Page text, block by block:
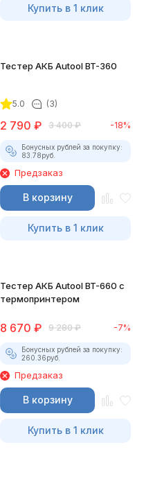
Купить в 1 клик
Тестер АКБ Autool BT-360
5.0 (3)
2 790 ₽ 3 400 ₽ -18%
Бонусных рублей за покупку:
83.78руб.
Предзаказ
В корзину
Купить в 1 клик
Тестер АКБ Autool BT-660 с
термопринтером
8 670 ₽ 9 280 ₽ -7%
Бонусных рублей за покупку:
260.36руб.
Предзаказ
В корзину
Купить в 1 клик